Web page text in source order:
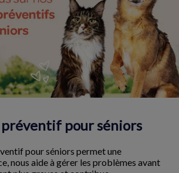
pour séniors
pour séniors permet une
nous aide à gérer les problèmes avant